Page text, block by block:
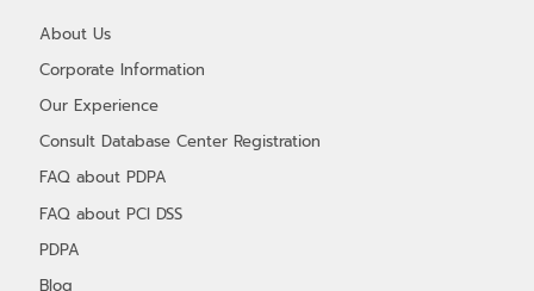
About Us
Corporate Information
Our Experience
Consult Database Center Registration
FAQ about PDPA
FAQ about PCI DSS
PDPA
Blog